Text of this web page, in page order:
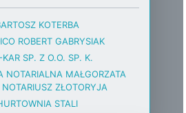
KOTERBA
ROBERT GABRYSIAK
KAR SP. Z O.O. SP. K.
NOTARIALNA MAŁGORZATA
ZŁOTORYJA
STALI